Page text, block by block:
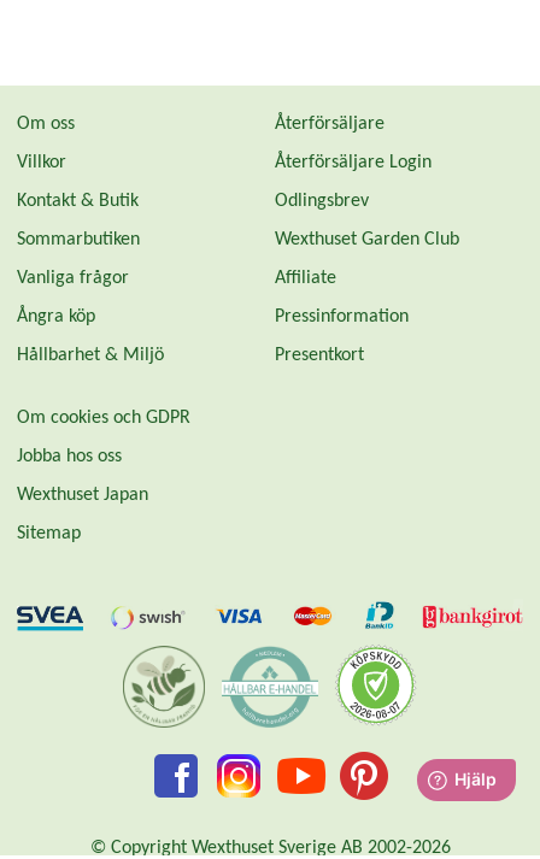
Om oss
Villkor
Kontakt & Butik
Sommarbutiken
Vanliga frågor
Ångra köp
Hållbarhet & Miljö
Återförsäljare
Återförsäljare Login
Odlingsbrev
Wexthuset Garden Club
Affiliate
Pressinformation
Presentkort
Om cookies och GDPR
Jobba hos oss
Wexthuset Japan
Sitemap
© Copyright Wexthuset Sverige AB 2002-2026